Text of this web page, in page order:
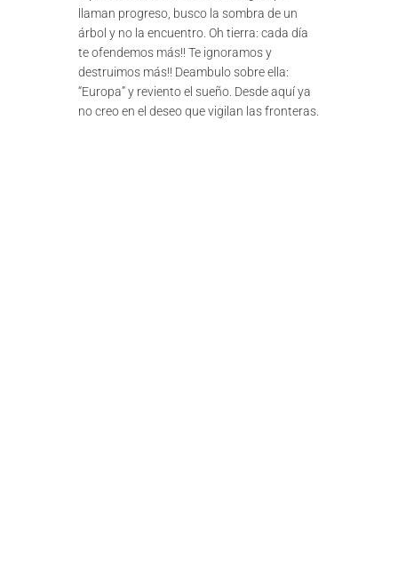
llaman progreso, busco la sombra de un
árbol y no la encuentro. Oh tierra: cada día
te ofendemos más!! Te ignoramos y
destruimos más!! Deambulo sobre ella:
“Europa” y reviento el sueño. Desde aquí ya
no creo en el deseo que vigilan las fronteras.